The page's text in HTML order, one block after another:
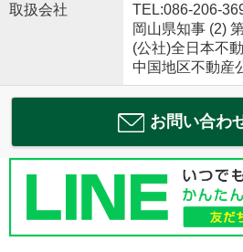
取扱会社
TEL:086-206-
岡山県知事 (2)
(公社)全日本不
中国地区不動産
お問い合わ